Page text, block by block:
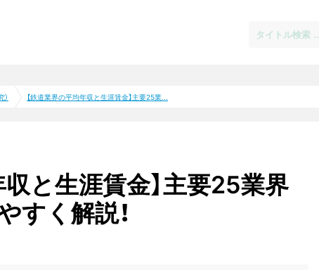
【鉄道業界の平均年収と生涯賃金】主要25業...
収と生涯賃金】主要25業界
すく解説！